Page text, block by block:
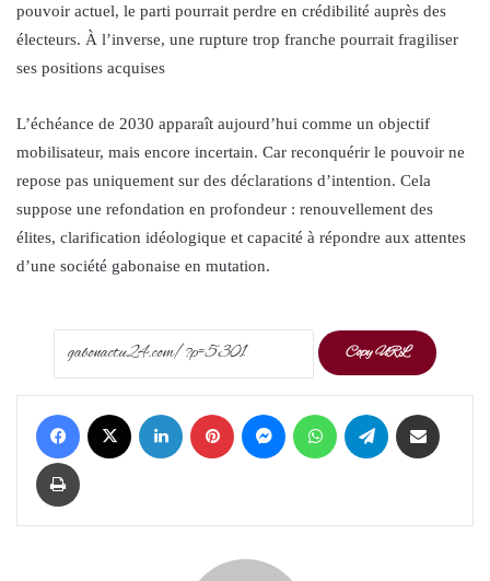
pouvoir actuel, le parti pourrait perdre en crédibilité auprès des
électeurs. À l’inverse, une rupture trop franche pourrait fragiliser
ses positions acquises
L’échéance de 2030 apparaît aujourd’hui comme un objectif
mobilisateur, mais encore incertain. Car reconquérir le pouvoir ne
repose pas uniquement sur des déclarations d’intention. Cela
suppose une refondation en profondeur : renouvellement des
élites, clarification idéologique et capacité à répondre aux attentes
d’une société gabonaise en mutation.
Copy URL
Facebook LinkedIn Pinterest Messenger WhatsApp Telegram
Print